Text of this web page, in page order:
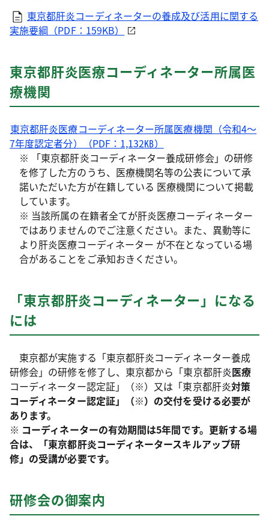
東京都肝炎コーディネーターの養成及び活用に関する
実施要綱（PDF：159KB）
東京都肝炎医療コーディネーター所属医
療機関
東京都肝炎医療コーディネーター所属医療機関（令和4～
7年度認定者分）（PDF：1,132㎅）
※ 「東京都肝炎コーディネーター養成研修会」の研修
を修了した方のうち、医療機関名等の公表について承
諾いただいた方が在籍している 医療機関について掲載
しています。
※ 当該所属の在籍者全てが肝炎医療コーディネーター
ではありませんのでご注意ください。また、異動等に
より肝炎医療コーディネーター が不在となっている場
合があることをご承知おきください。
「東京都肝炎コーディネーター」になる
には
東京都が実施する「東京都肝炎コーディネーター養成
研修会」の研修を修了し、東京都から「東京都肝炎医療
コーディネーター認定証」（※）又は「東京都肝炎対策
コーディネーター認定証」（※）の交付を受ける必要が
あります。
※ コーディネーターの有効期間は5年間です。更新する場
合は、「東京都肝炎コーディネータースキルアップ研
修」の受講が必要です。
研修会の御案内